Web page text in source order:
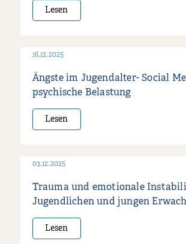
Lesen
16.12.2025
Ängste im Jugendalter- Social
psychische Belastung
Lesen
03.12.2025
Trauma und emotionale
Jugendlichen und jungen
Lesen